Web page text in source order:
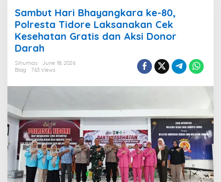
m
b
u
t
r
y
a
n
g
k
a
r
a
Sambut Hari Bhayangkara ke-80,
Polresta Tidore Laksanakan Cek
Kesehatan Gratis dan Aksi Donor
Darah
Sihumas
June 18, 2026
Blog
763 Views